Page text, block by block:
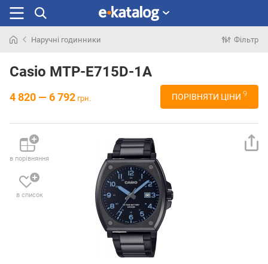
раніше
Наручні годинники Фільтр
Casio MTP-E715D-1A
4 820 — 6 792 грн. ПОРІВНЯТИ ЦІНИ 9
в порівняння
в список